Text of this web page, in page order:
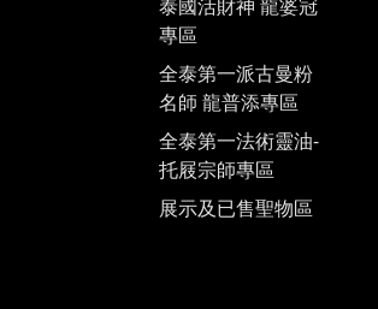
泰國活財神 龍婆冠
專區
全泰第一派古曼粉
名師 龍普添專區
全泰第一法術靈油-
托屐宗師專區
展示及已售聖物區